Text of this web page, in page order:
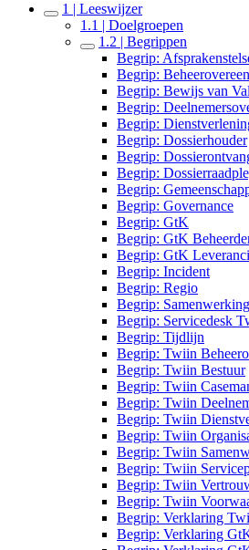
1 | Leeswijzer
1.1 | Doelgroepen
1.2 | Begrippen
Begrip:
Begrip:
Begrip: Bewijs van
Begrip:
Begrip:
Begrip: Dossierhouder
Begrip:
Begrip:
Begrip:
Begrip: Governance
Begrip: GtK
Begrip: GtK
Begrip: GtK
Begrip: Incident
Begrip: Regio
Begrip:
Begrip: Servicedesk
Begrip: Tijdlijn
Begrip: Twiin
Begrip: Twiin Bestuur
Begrip: Twiin
Begrip: Twiin
Begrip: Twiin
Begrip: Twiin
Begrip: Twiin
Begrip: Twiin
Begrip: Twiin
Begrip: Twiin
Begrip: Verklaring
Begrip: Verklaring